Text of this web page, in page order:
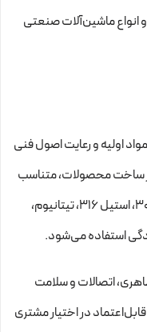
انواع ماشین‌آلات صنعتی
اولیه و رعایت اصول فنی
ساخت محصولات، متناسب
با شرایط کاری از متریال‌هایی مانند استیل ۳۰۴، استیل ۳۱۶، تیتانیوم،
استفاده می‌شود.
اتصالات و سلامت
در اختیار مشتری